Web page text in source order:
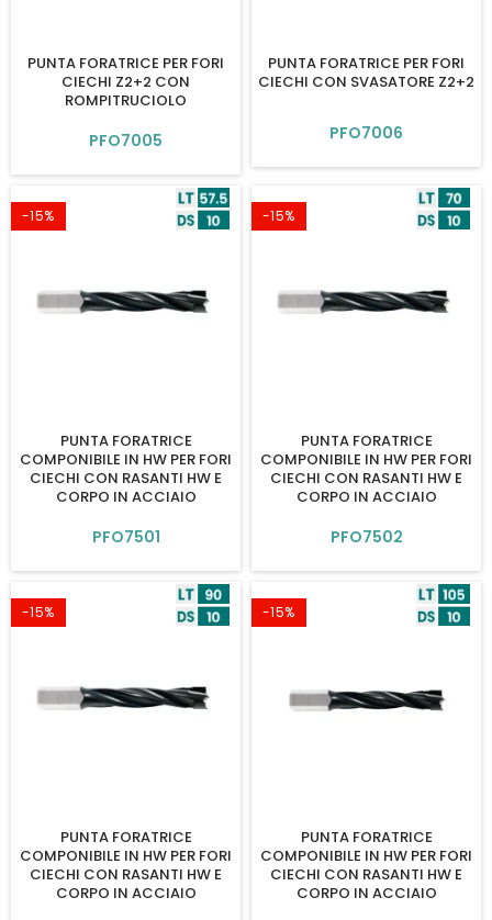
PUNTA FORATRICE PER FORI
CIECHI Z2+2 CON
ROMPITRUCIOLO
PFO7005
PUNTA FORATRICE PER FORI
CIECHI CON SVASATORE Z2+2
PFO7006
-15%
PUNTA FORATRICE
COMPONIBILE IN HW PER FORI
CIECHI CON RASANTI HW E
CORPO IN ACCIAIO
PFO7501
-15%
PUNTA FORATRICE
COMPONIBILE IN HW PER FORI
CIECHI CON RASANTI HW E
CORPO IN ACCIAIO
PFO7502
-15%
PUNTA FORATRICE
COMPONIBILE IN HW PER FORI
CIECHI CON RASANTI HW E
CORPO IN ACCIAIO
-15%
PUNTA FORATRICE
COMPONIBILE IN HW PER FORI
CIECHI CON RASANTI HW E
CORPO IN ACCIAIO